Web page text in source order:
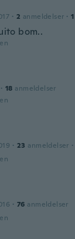
· 2 anmeldelser · 1
bom..
· 18 anmeldelser
· 23 anmeldelser ·
· 76 anmeldelser